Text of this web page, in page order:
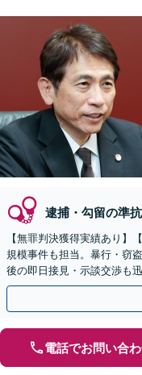
逮捕・勾留の準
【無罪判決獲得実績あり】
規模事件も担当。暴行・窃
後の即日接見・示談交渉も
小限に抑えます。【初回相
電話でお問い合